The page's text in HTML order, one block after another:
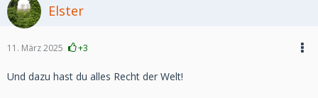
Elster
11. März 2025 +3
Und dazu hast du alles Recht der Welt!